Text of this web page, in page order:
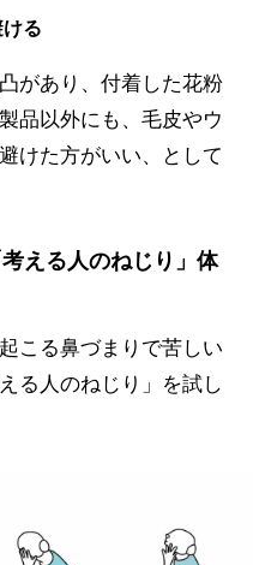
る
があり、付着した花粉
品以外にも、毛皮やウ
けた方がいい、として
える人のねじり」体
こる鼻づまりで苦しい
る人のねじり」を試し